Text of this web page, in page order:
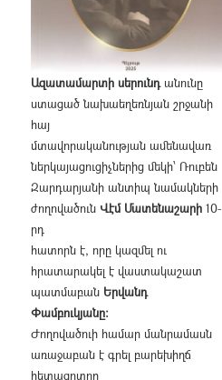
Ազատամարտի սերունդանունը
ստացած նախաեղեռնյան շրջանի
հայ
մտավորականության ամենավառ
ներկայացուցիչներից մեկի՝ Ռուբեն
Զարդարյանի անտիպ նամակների
ժողովածուն Վէմ Մատենաշարի 10-
րդ
հատորն է, որը կազմել ու
հրատարակել է վաստակաշատ
պատմաբան Երվանդ
Փամբուկյանը։
Ժողովածուի համար մանրամասն
առաջաբան է գրել բարեխիղճ
հետազոտող